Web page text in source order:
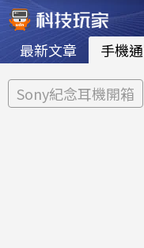
最新文章 手機
Sony紀念耳機開箱